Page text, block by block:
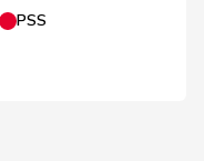
PSS